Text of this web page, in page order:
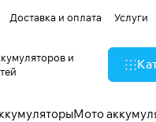
Доставка и оплата Услуги
и
Мото